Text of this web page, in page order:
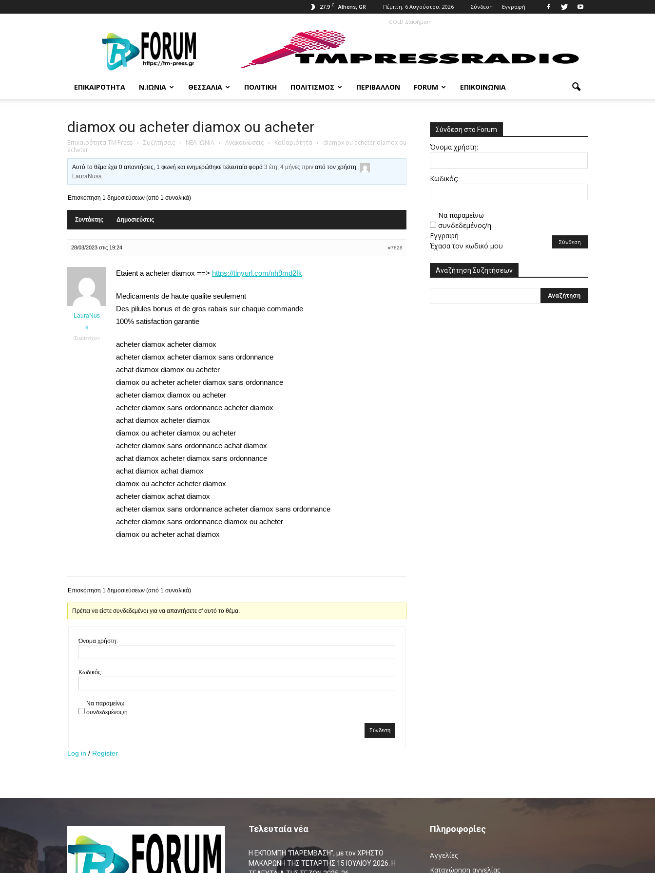
27.9 C Athens, GR Πέμπτη, 6 Αυγούστου, 2026 Σύνδεση Εγγραφή
Press
GOLD Διαφήμιση
ΕΠΙΚΑΙΡΌΤΗΤΑ Ν.ΙΩΝΊΑ ΘΕΣΣΑΛΊΑ ΠΟΛΙΤΙΚΉ ΠΟΛΙΤΙΣΜΌΣ ΠΕΡΙΒΆΛΛΟΝ FORUM ΕΠΙΚΟΙΝΩΝΊΑ
diamox ou acheter diamox ou acheter
Επικαιρότητα TM Press › Συζητήσεις › ΝΕΑ ΙΩΝΙΑ › Ανακοινώσεις › Καθαριότητα ›
diamox ou acheter diamox ou
acheter
Αυτό το θέμα έχει 0 απαντήσεις, 1 φωνή και ενημερώθηκε τελευταία φορά3 έτη, 4 μήνες πριν από τον χρήστη
LauraNuss.
Επισκόπηση 1 δημοσιεύσεων (από 1 συνολικά)
Συντάκτης Δημοσιεύσεις
28/03/2023 στις 19:24 #7828
LauraNus
s
Συμμετέχων
Etaient a acheter diamox ==> https://tinyurl.com/nh9md2fk
Medicaments de haute qualite seulement
Des pilules bonus et de gros rabais sur chaque commande
100% satisfaction garantie
acheter diamox acheter diamox
acheter diamox acheter diamox sans ordonnance
achat diamox diamox ou acheter
diamox ou acheter acheter diamox sans ordonnance
acheter diamox diamox ou acheter
acheter diamox sans ordonnance acheter diamox
achat diamox acheter diamox
diamox ou acheter diamox ou acheter
acheter diamox sans ordonnance achat diamox
achat diamox acheter diamox sans ordonnance
achat diamox achat diamox
diamox ou acheter acheter diamox
acheter diamox achat diamox
acheter diamox sans ordonnance acheter diamox sans ordonnance
acheter diamox sans ordonnance diamox ou acheter
diamox ou acheter achat diamox
Επισκόπηση 1 δημοσιεύσεων (από 1 συνολικά)
Πρέπει να είστε συνδεδεμένοι για να απαντήσετε σ' αυτό το θέμα.
Όνομα χρήστη:
Κωδικός:
Να παραμείνω
συνδεδεμένος/η
Σύνδεση
Log in / Register
Σύνδεση στο Forum
Όνομα χρήστη:
Κωδικός:
Να παραμείνω
συνδεδεμένος/η
Σύνδεση
Εγγραφή
Έχασα τον κωδικό μου
Αναζήτηση Συζητήσεων
Τελευταία νέα
Η ΕΚΠΟΜΠΗ “ΠΑΡΕΜΒΑΣΗ”, με τον ΧΡΗΣΤΟ
ΜΑΚΑΡΩΝΗ ΤΗΣ ΤΕΤΑΡΤΗΣ 15 ΙΟΥΛΙΟΥ 2026. Η
Πληροφορίες
Αγγελίες
Καταχώρηση αγγελίας